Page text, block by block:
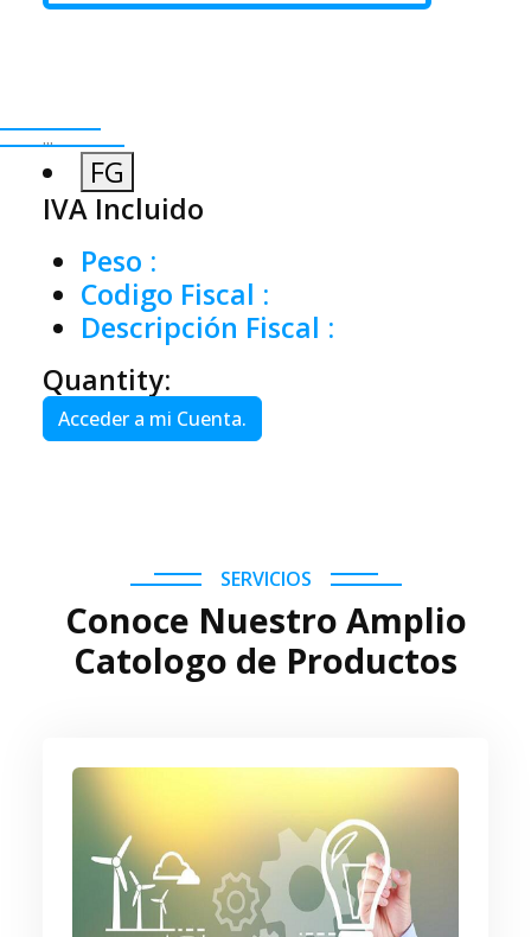
...
FG
IVA Incluido
Peso :
Codigo Fiscal :
Descripción Fiscal :
Quantity:
Acceder a mi Cuenta.
SERVICIOS
Conoce Nuestro Amplio
Catologo de Productos